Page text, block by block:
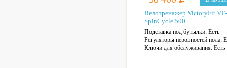
Велотренажер VictoryFit VF-
SpinCycle 500
Подставка под бутылки: Есть
Регуляторы неровностей пола:
Ключи для обслуживания: Есть